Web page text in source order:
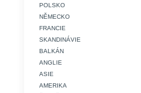
POLSKO
NĚMECKO
FRANCIE
SKANDINÁVIE
BALKÁN
ANGLIE
ASIE
AMERIKA